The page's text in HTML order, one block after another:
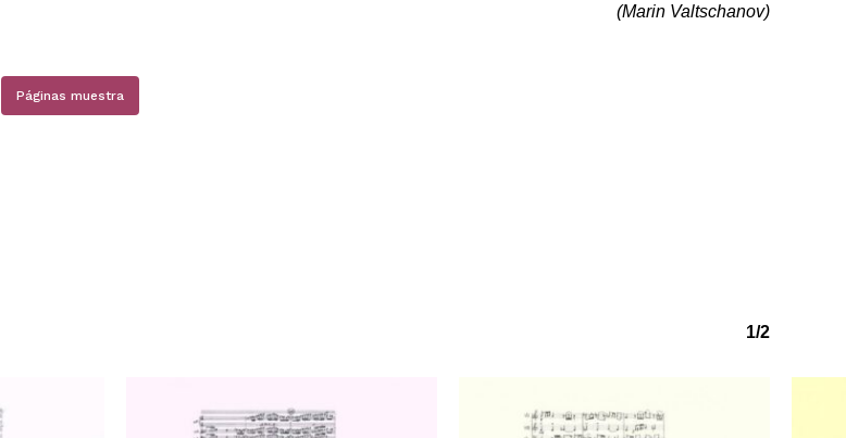
(Marin Valtschanov)
Páginas muestra
1/2